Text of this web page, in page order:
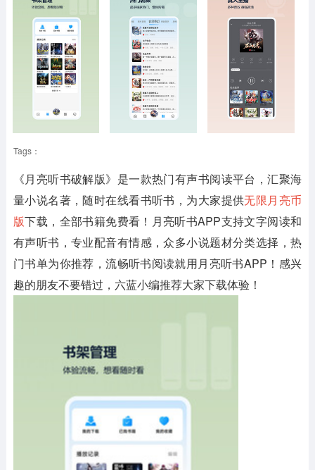
Tags：
《月亮听书破解版》 是一款热门有声书阅读平台，汇聚海
量小说名著，随时在线看书听书，为大家提供无限月亮币
版下载，全部书籍免费看！月亮听书APP支持文字阅读和
有声听书，专业配音有情感，众多小说题材分类选择，热
门书单为你推荐，流畅听书阅读就用月亮听书APP！感兴
趣的朋友不要错过，六蓝小编推荐大家下载体验！